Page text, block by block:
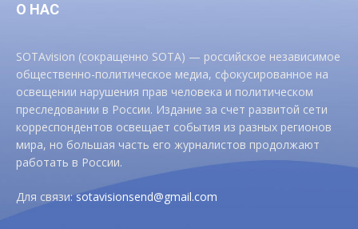
О НАС
SOTAvision (сокращенно SOTA) — российское независимое
общественно-политическое медиа, сфокусированное на
освещении нарушения прав человека и политическом
преследовании в России. Издание за счет развитой сети
корреспондентов освещает события из разных регионов
мира, но большая часть его журналистов продолжают
работать в России.
Для связи:sotavisionsend@gmail.com